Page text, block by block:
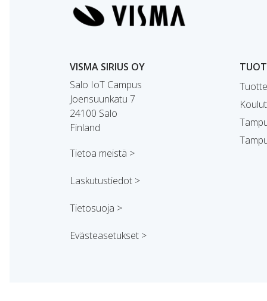
VISMA SIRIUS OY
Salo IoT Campus
Joensuunkatu 7
24100 Salo
Finland
Tietoa meistä >
Laskutustiedot >
Tietosuoja >
Evästeasetukset >